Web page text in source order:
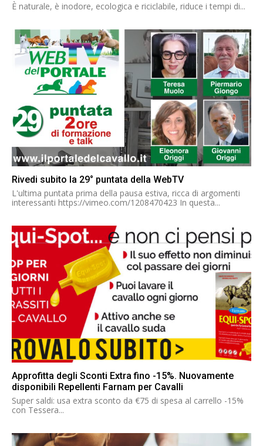
È naturale, è inodore, ecologica e riciclabile, riduce i tempi di...
Rivedi subito la 29° puntata della WebTV
L'ultima puntata prima della pausa estiva, ricca di argomenti
interessanti https://vimeo.com/1208470423 In questa...
Approfitta degli Sconti Extra fino -15%. Nuovamente
disponibili Repellenti Farnam per Cavalli
Super saldi: usa extra sconto da €75 di spesa al carrello -15%
con Tessera...